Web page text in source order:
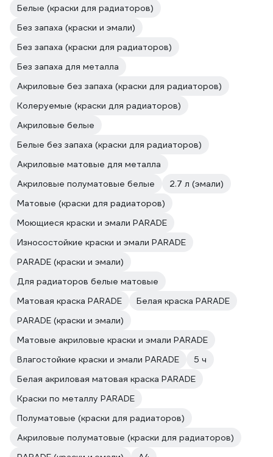
Белые (краски для радиаторов)
Без запаха (краски и эмали)
Без запаха (краски для радиаторов)
Без запаха для металла
Акриловые без запаха (краски для радиаторов)
Колеруемые (краски для радиаторов)
Акриловые белые
Белые без запаха (краски для радиаторов)
Акриловые матовые для металла
Акриловые полуматовые белые
2.7 л (эмали)
Матовые (краски для радиаторов)
Моющиеся краски и эмали PARADE
Износостойкие краски и эмали PARADE
PARADE (краски и эмали)
Для радиаторов белые матовые
Матовая краска PARADE
Белая краска PARADE
PARADE (краски и эмали)
Матовые акриловые краски и эмали PARADE
Влагостойкие краски и эмали PARADE
5 ч
Белая акриловая матовая краска PARADE
Краски по металлу PARADE
Полуматовые (краски для радиаторов)
Акриловые полуматовые (краски для радиаторов)